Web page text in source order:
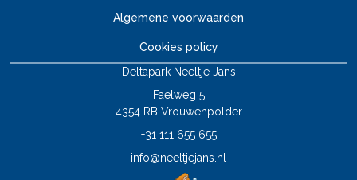
Algemene voorwaarden
Cookies policy
Deltapark Neeltje Jans
Faelweg 5
4354 RB Vrouwenpolder
+31 111 655 655
info@neeltjejans.nl